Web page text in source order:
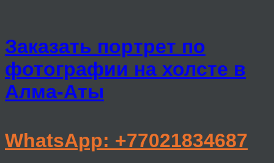
Заказать портрет по
фотографии на холсте в
Алма-Аты
WhatsApp: +77021834687